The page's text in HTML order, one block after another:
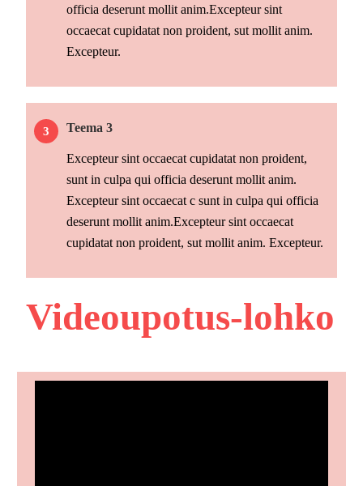
officia deserunt mollit anim.Excepteur sint
occaecat cupidatat non proident, sut mollit anim.
Excepteur.
Teema 3
Excepteur sint occaecat cupidatat non proident,
sunt in culpa qui officia deserunt mollit anim.
Excepteur sint occaecat c sunt in culpa qui officia
deserunt mollit anim.Excepteur sint occaecat
cupidatat non proident, sut mollit anim. Excepteur.
Videoupotus-lohko